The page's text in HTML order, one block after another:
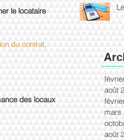
le locataire
du contrat,
des locaux
août
mars
août